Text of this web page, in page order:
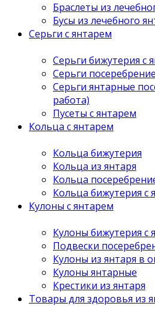
Браслеты из
Бусы из лечебного
Серьги с янтарем
Серьги бижутерия с
Серьги
Серьги янтарные
работа)
Пусеты с янтарем
Кольца с янтарем
Кольца бижутерия
Кольца из янтаря
Кольца
Кольца бижутерия с
Кулоны с янтарем
Кулоны бижутерия с
Подвески
Кулоны из янтаря в
Кулоны янтарные
Крестики из янтаря
Товары для здоровья из